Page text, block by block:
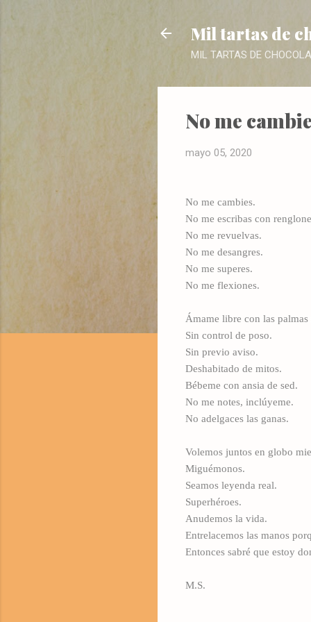
Mil tartas de
MIL TARTAS DE
No me
mayo 05, 2020
No me cambies.
No me escribas con
No me revuelvas.
No me desangres.
No me superes.
No me flexiones.
Ámame libre con las palmas
Sin control de poso.
Sin previo aviso.
Deshabitado de mitos.
Bébeme con ansia de sed.
No me notes, inclúyeme.
No adelgaces las ganas.
Volemos juntos en globo
Miguémonos.
Seamos leyenda real.
Superhéroes.
Anudemos la vida.
Entrelacemos las manos
Entonces sabré que estoy
M.S.